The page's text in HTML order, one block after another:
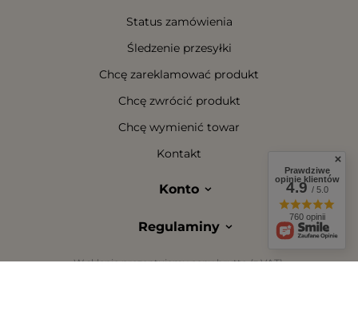
Status zamówienia
Śledzenie przesyłki
Chcę zareklamować produkt
Chcę zwrócić produkt
Chcę wymienić towar
Kontakt
Konto
Regulaminy
W sklepie prezentujemy ceny brutto (z VAT).
Prawdziwe
opinie klientów
4.9/ 5.0
760 opinii